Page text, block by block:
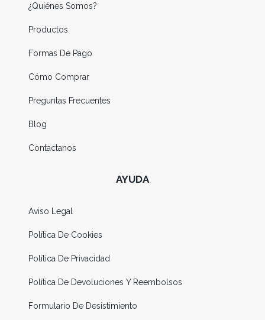
¿Quiénes Somos?
Productos
Formas De Pago
Cómo Comprar
Preguntas Frecuentes
Blog
Contactanos
AYUDA
Aviso Legal
Política De Cookies
Política De Privacidad
Política De Devoluciones Y Reembolsos
Formulario De Desistimiento